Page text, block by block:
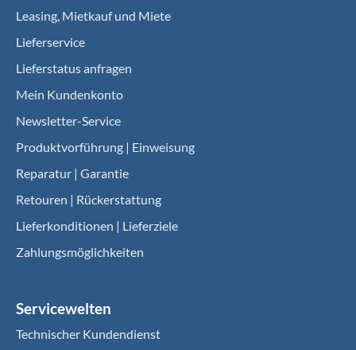
Leasing, Mietkauf und Miete
Lieferservice
Lieferstatus anfragen
Mein Kundenkonto
Newsletter-Service
Produktvorführung | Einweisung
Reparatur | Garantie
Retouren | Rückerstattung
Lieferkonditionen | Lieferziele
Zahlungsmöglichkeiten
Servicewelten
Technischer Kundendienst